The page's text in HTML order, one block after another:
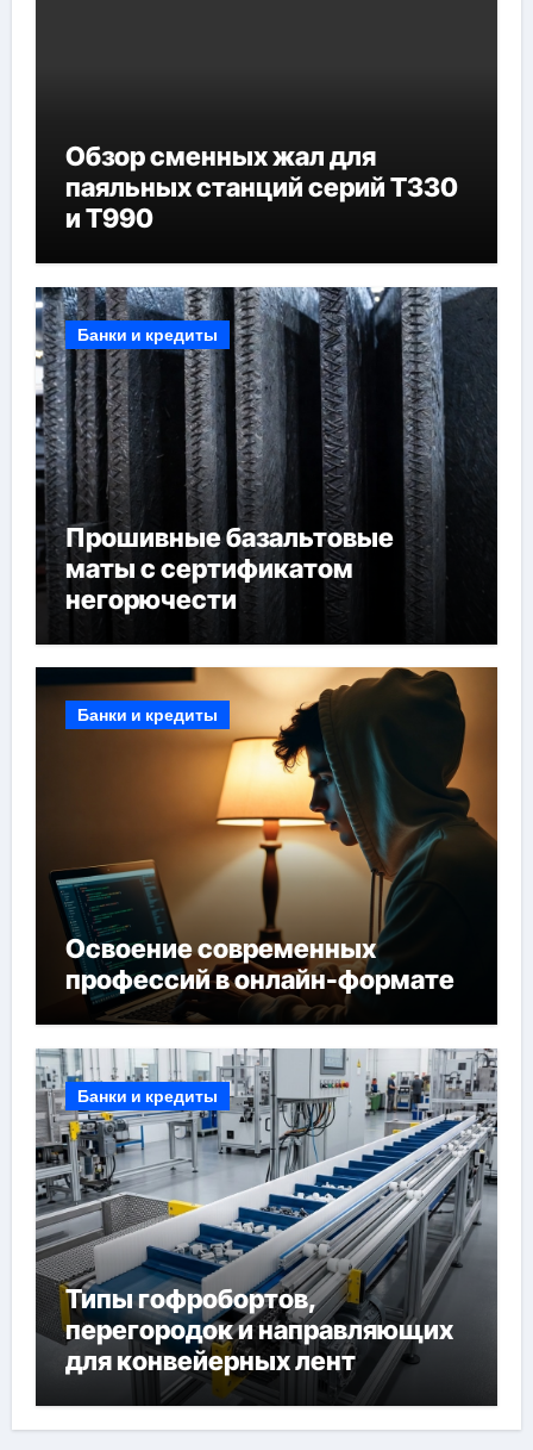
Обзор сменных жал для
паяльных станций серий T330
и T990
Банки и кредиты
Прошивные базальтовые
маты с сертификатом
негорючести
Банки и кредиты
Освоение современных
профессий в онлайн-формате
Банки и кредиты
Типы гофробортов,
перегородок и направляющих
для конвейерных лент